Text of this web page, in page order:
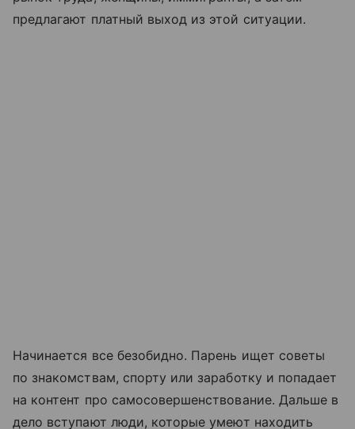
предлагают платный выход из этой ситуации.
Начинается все безобидно. Парень ищет советы
по знакомствам, спорту или заработку и попадает
на контент про самосовершенствование. Дальше в
дело вступают люди, которые умеют находить